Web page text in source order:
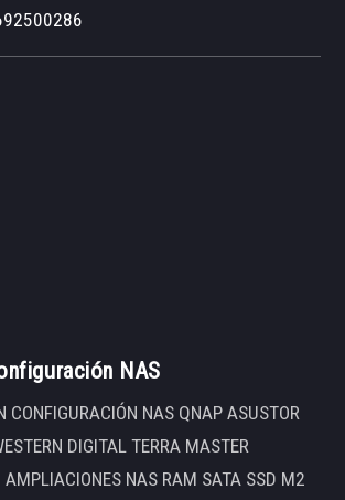
NAS
CONFIGURACIÓN NAS QNAP ASUSTOR
DIGITAL TERRA MASTER
AMPLIACIONES NAS RAM SATA SSD M2